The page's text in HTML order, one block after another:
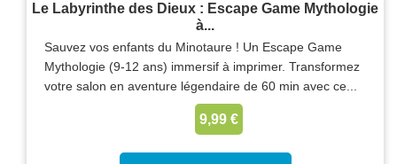
Le Labyrinthe des Dieux : Escape Game Mythologie
à...
Sauvez vos enfants du Minotaure ! Un Escape Game
Mythologie (9-12 ans) immersif à imprimer. Transformez
votre salon en aventure légendaire de 60 min avec ce...
9,99 €